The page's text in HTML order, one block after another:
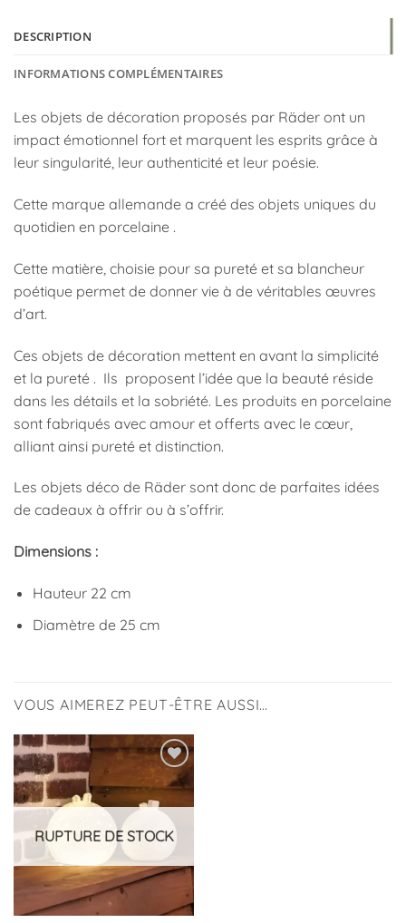
DESCRIPTION
INFORMATIONS COMPLÉMENTAIRES
Les objets de décoration proposés par Räder ont un
impact émotionnel fort et marquent les esprits grâce à
leur singularité, leur authenticité et leur poésie.
Cette marque allemande a créé des objets uniques du
quotidien en porcelaine .
Cette matière, choisie pour sa pureté et sa blancheur
poétique permet de donner vie à de véritables œuvres
d’art.
Ces objets de décoration mettent en avant la simplicité
et la pureté . Ils proposent l’idée que la beauté réside
dans les détails et la sobriété. Les produits en porcelaine
sont fabriqués avec amour et offerts avec le cœur,
alliant ainsi pureté et distinction.
Les objets déco de Räder sont donc de parfaites idées
de cadeaux à offrir ou à s’offrir.
Dimensions :
Hauteur 22 cm
Diamètre de 25 cm
VOUS AIMEREZ PEUT-ÊTRE AUSSI…
Ajouter
à la
liste
d’envies
RUPTURE DE STOCK